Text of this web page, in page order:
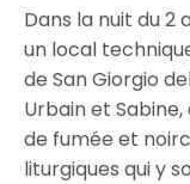
Dans la nuit du 2
un local
de San Giorgio
Urbain et
de fumée et
liturgiques qui y